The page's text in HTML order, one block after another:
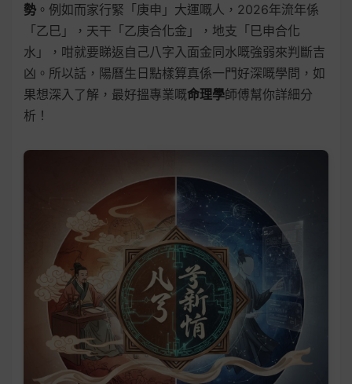
勢 。例如而家行緊「庚申」大運嘅人，2026年流年係
「乙巳」，天干「乙庚合化金」，地支「巳申合化
水」，咁就要睇返自己八字入面金同水嘅強弱來判斷吉
凶。所以話，陽曆生日點樣算真係一門好深嘅學問，如
果想深入了解，最好搵專業嘅命理學師傅幫你詳細分
析！